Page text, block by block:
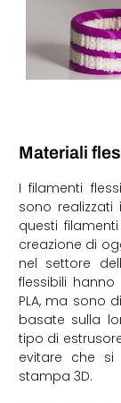
Materiali
I filamenti
sono realizzati
questi
creazione di
nel settore
flessibili
PLA, ma sono
basate sulla
tipo di
evitare che
stampa 3D.